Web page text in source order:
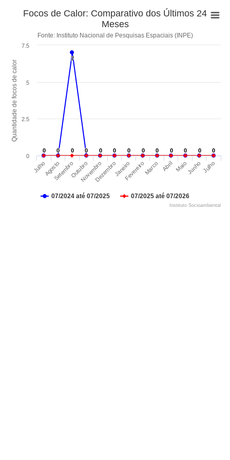
Quantidade de focos de calor
Focos de Calor: Comparativo dos Últimos 24
Meses
Fonte: Instituto Nacional de Pesquisas Espaciais (INPE)
0
0 0
0
7
7
0
0 0
0 0
0 0
0 0
0 0
0 0
0 0
0 0
0 0
0
0
0
07/2024 até 07/2025 07/2025 até 07/2026
JulhoAgostoSetembroOutubroNovembroDezembroJaneiroFevereiroMarco Abril MaioJunho Julho
0
2.5
5
7.5
Instituto Socioambiental